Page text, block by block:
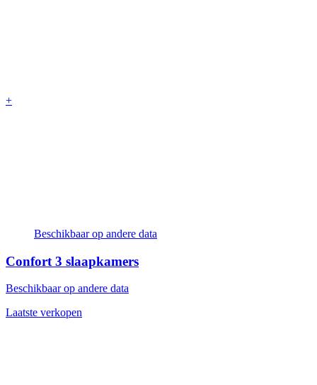
+
Beschikbaar op andere data
Confort 3 slaapkamers
Beschikbaar op andere data
Laatste verkopen